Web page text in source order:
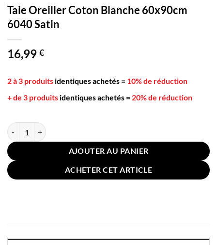
Taie Oreiller Coton Blanche 60x90cm
6040 Satin
16,99 €
2 à 3 produits identiques achetés = 10% de réduction
+ de 3 produits identiques achetés = 20% de réduction
quantité de Taie Oreiller Coton Blanche 60x90cm 6040 Satin
AJOUTER AU PANIER
ACHETER CET ARTICLE